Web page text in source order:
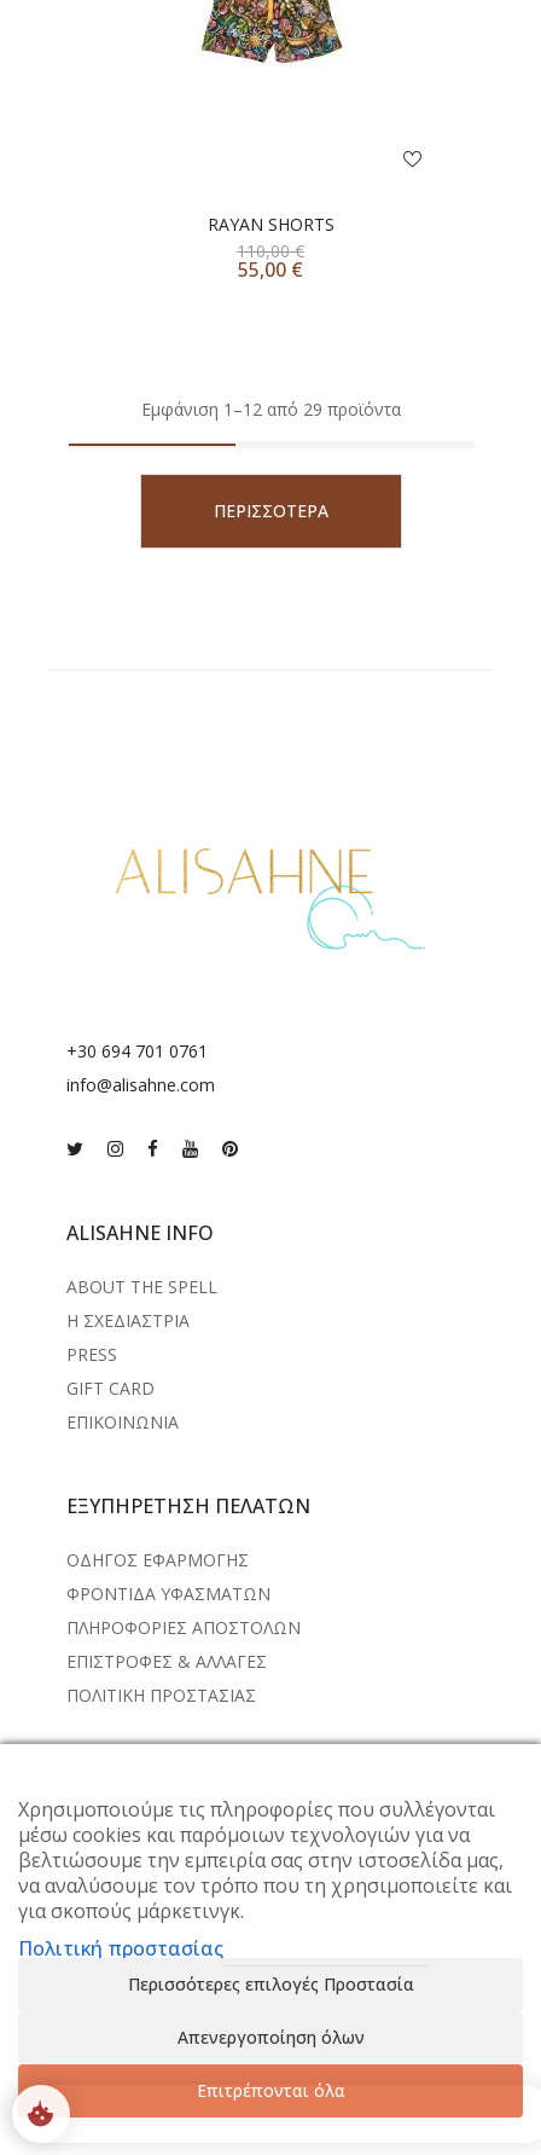
0
RAYAN SHORTS
110,00€
55,00 €
Εμφάνιση 1–12 από 29 προϊόντα
ΠΕΡΙΣΣΟΤΕΡΑ
+30 694 701 0761
info@alisahne.com
ALISAHNE INFO
ABOUT THE SPELL
Η ΣΧΕΔΙΑΣΤΡΙΑ
PRESS
GIFT CARD
ΕΠΙΚΟΙΝΩΝΙΑ
ΕΞΥΠΗΡΕΤΗΣΗ ΠΕΛΑΤΩΝ
ΟΔΗΓΟΣ ΕΦΑΡΜΟΓΗΣ
ΦΡΟΝΤΙΔΑ ΥΦΑΣΜΑΤΩΝ
ΠΛΗΡΟΦΟΡΙΕΣ ΑΠΟΣΤΟΛΩΝ
ΕΠΙΣΤΡΟΦΕΣ & ΑΛΛΑΓΕΣ
ΠΟΛΙΤΙΚΗ ΠΡΟΣΤΑΣΙΑΣ
Subscribe to the weekly newsletter for all the latest
updates
Χρησιμοποιούμε τις πληροφορίες που συλλέγονται
μέσω cookies και παρόμοιων τεχνολογιών για να
βελτιώσουμε την εμπειρία σας στην ιστοσελίδα μας,
να αναλύσουμε τον τρόπο που τη χρησιμοποιείτε και
για σκοπούς μάρκετινγκ.
Πολιτική προστασίας
Περισσότερες επιλογές Προστασία
Απενεργοποίηση όλων
Επιτρέπονται όλα